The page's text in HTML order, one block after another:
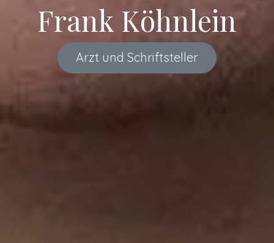
Frank Köhnlein
Arz​​​​​​t und​​ Schriftstell er